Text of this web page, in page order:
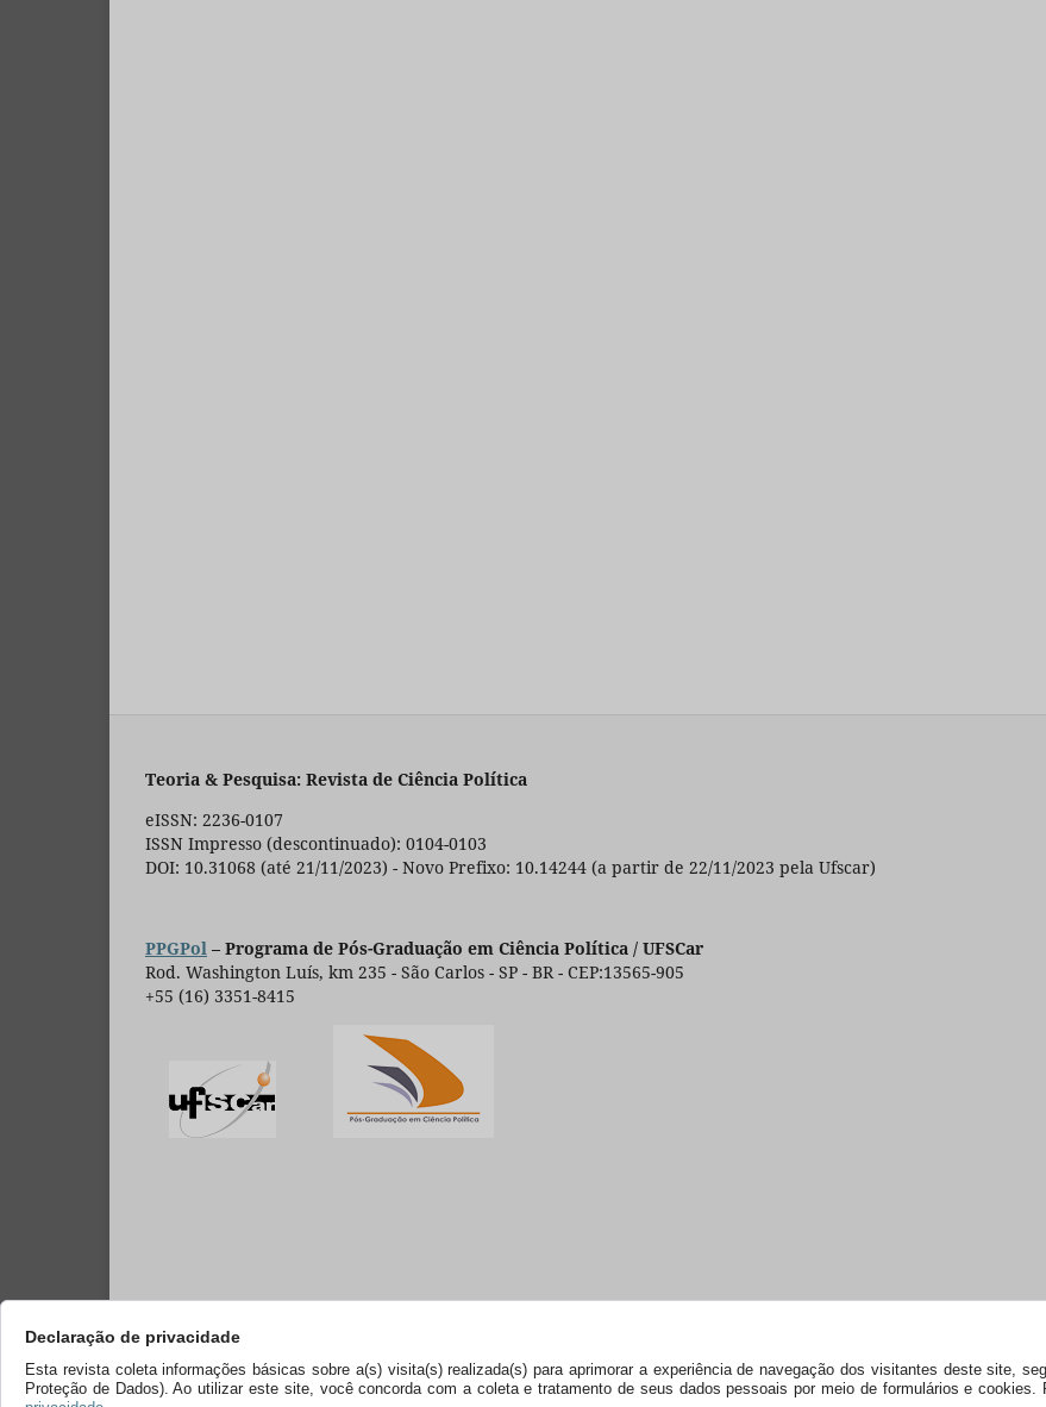
Declaração de privacidade
Esta revista coleta informações básicas sobre a(s) visita(s) realizada(s) para aprimorar a experiência de navegação dos visitantes deste site,
Proteção de Dados). Ao utilizar este site, você concorda com a coleta e tratamento de seus dados pessoais por meio de formulários e cookies.
Teoria & Pesquisa: Revista de Ciência Política
eISSN: 2236-0107
ISSN Impresso (descontinuado): 0104-0103
DOI: 10.31068 (até 21/11/2023) - Novo Prefixo: 10.14244 (a partir de 22/11/2023 pela Ufscar)
PPGPol – Programa de Pós-Graduação em Ciência Política / UFSCar
Rod. Washington Luís, km 235 - São Carlos - SP - BR - CEP:13565-905
+55 (16) 3351-8415